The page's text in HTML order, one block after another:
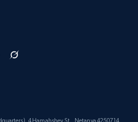
4 Hamahshev St., Netanya 4250714,